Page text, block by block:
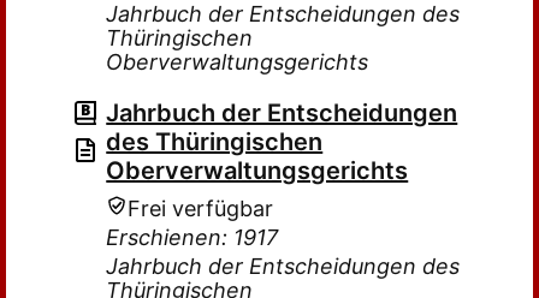
Jahrbuch der Entscheidungen des
Thüringischen
Oberverwaltungsgerichts
Jahrbuch der Entscheidungen
des Thüringischen
Oberverwaltungsgerichts
Frei verfügbar
Erschienen: 1917
Jahrbuch der Entscheidungen des
Thüringischen